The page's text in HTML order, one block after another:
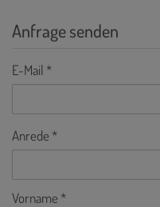
Anfrage senden
E-Mail
Anrede
Vorname